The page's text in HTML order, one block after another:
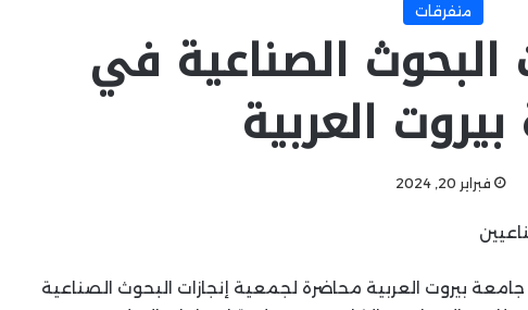
متفرقات
البحوث الصناعية في
العربية
فبراير 20, 2024
بيروت العربية محاضرة لجمعية إنجازات البحوث الصناعية